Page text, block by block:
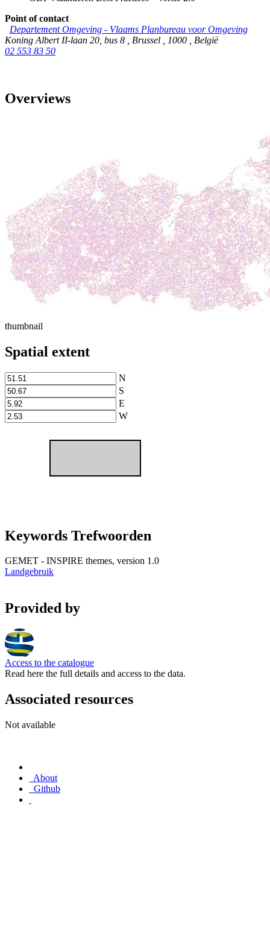
Point of contact
Departement Omgeving - Vlaams Planbureau voor Omgeving
Koning Albert II-laan 20, bus 8
Brussel 1000
België
02 553 83 50
Overviews
thumbnail
Spatial extent
N
S
E
W
Keywords Trefwoorden
GEMET - INSPIRE themes, version 1.0
Landgebruik
Provided by
Access to the catalogue
Read here the full details and access to the data.
Associated resources
Not available
About
Github